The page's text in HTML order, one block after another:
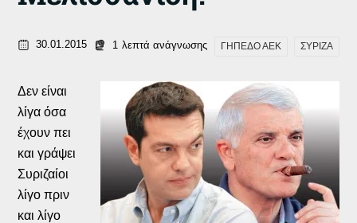
30.01.2015 1 λεπτά ανάγνωσης ΓΗΠΕΔΟ ΑΕΚ ΣΥΡΙΖΑ
Δεν είναι
λίγα όσα
έχουν πει
και γράψει
Συριζαίοι
λίγο πριν
και λίγο